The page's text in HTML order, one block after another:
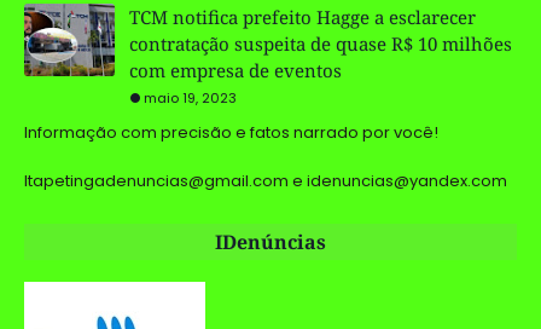
TCM notifica prefeito Hagge a esclarecer
contratação suspeita de quase R$ 10 milhões
com empresa de eventos
maio 19, 2023
Informação com precisão e fatos narrado por você!
Itapetingadenuncias@gmail.com e idenuncias@yandex.com
IDenúncias